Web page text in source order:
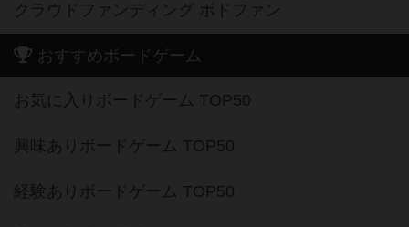
クラウドファンディング ボドファン
おすすめボードゲーム
お気に入りボードゲーム TOP50
興味ありボードゲーム TOP50
経験ありボードゲーム TOP50